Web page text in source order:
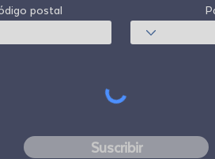
postal
Suscribir